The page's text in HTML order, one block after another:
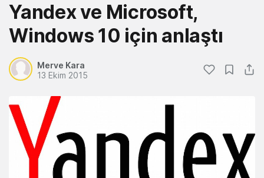
Yandex ve Microsoft,
Windows 10 için anlaştı
Merve Kara
13 Ekim 2015